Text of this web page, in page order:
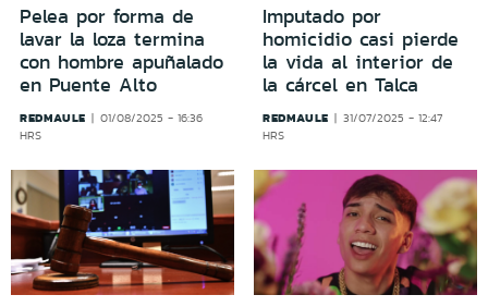
Pelea por forma de
lavar la loza termina
con hombre apuñalado
en Puente Alto
REDMAULE
01/08/2025 - 16:36
HRS
Imputado por
homicidio casi pierde
la vida al interior de
la cárcel en Talca
REDMAULE
31/07/2025 - 12:47
HRS